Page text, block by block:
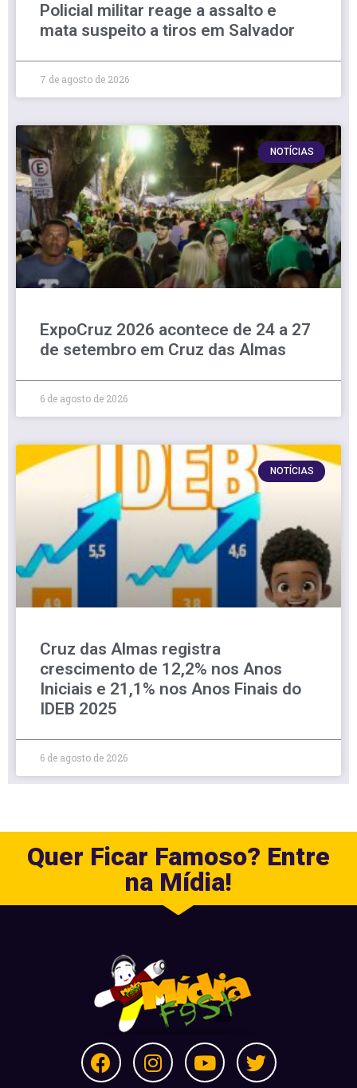
Policial militar reage a assalto e
mata suspeito a tiros em Salvador
7 de agosto de 2026
NOTÍCIAS
ExpoCruz 2026 acontece de 24 a 27
de setembro em Cruz das Almas
6 de agosto de 2026
NOTÍCIAS
Cruz das Almas registra
crescimento de 12,2% nos Anos
Iniciais e 21,1% nos Anos Finais do
IDEB 2025
6 de agosto de 2026
Quer Ficar Famoso? Entre
na Mídia!